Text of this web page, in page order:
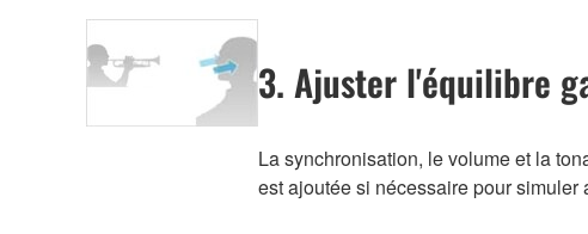
3. Ajuster l'équilibre
La synchronisation, le volume et la
est ajoutée si nécessaire pour